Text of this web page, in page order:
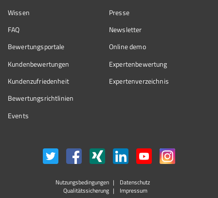
Wissen
FAQ
Bewertungsportale
Kundenbewertungen
Kundenzufriedenheit
Bewertungs­richtlinien
Events
Presse
Newsletter
Online demo
Expertenbewertung
Expertenverzeichnis
Nutzungsbedingungen
Datenschutz
Qualitätssicherung
Impressum